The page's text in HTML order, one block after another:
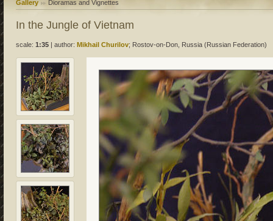
Gallery Dioramas and Vignettes
In the Jungle of Vietnam
scale: 1:35 author: Mikhail Churilov; Rostov-on-Don, Russia (Russian Federation)